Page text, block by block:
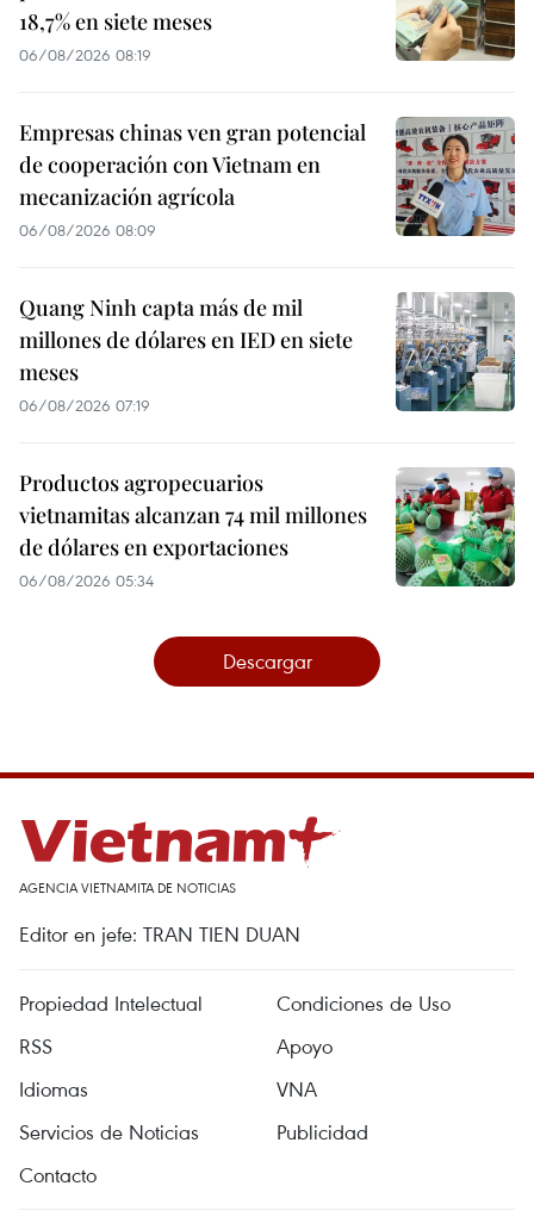
18,7% en siete meses
06/08/2026 08:19
Empresas chinas ven gran potencial
de cooperación con Vietnam en
mecanización agrícola
06/08/2026 08:09
Quang Ninh capta más de mil
millones de dólares en IED en siete
meses
06/08/2026 07:19
Productos agropecuarios
vietnamitas alcanzan 74 mil millones
de dólares en exportaciones
06/08/2026 05:34
Descargar
AGENCIA VIETNAMITA DE NOTICIAS
Editor en jefe: TRAN TIEN DUAN
Propiedad Intelectual
Condiciones de Uso
RSS
Apoyo
Idiomas
VNA
Servicios de Noticias
Publicidad
Contacto